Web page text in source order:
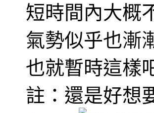
短時間內大概
氣勢似乎也漸
也就暫時這樣
註：還是好想